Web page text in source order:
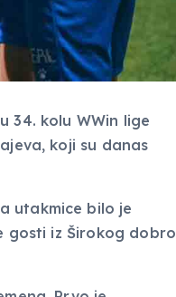
34. kolu WWin lige
koji su danas
utakmice bilo je
gosti iz Širokog dobro